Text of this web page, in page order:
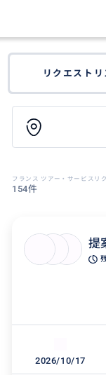
リクエストリ
フランス ツアー・サービスリ
154件
提
2026/10/17